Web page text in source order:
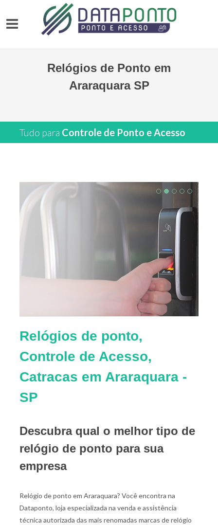
Relógios de Ponto em
Araraquara SP
Tudo para Controle de Ponto e Acesso
Relógios de ponto,
Controle de Acesso,
Catracas em Araraquara -
SP
Descubra qual o melhor tipo de
relógio de ponto para sua
empresa
Relógio de ponto em Araraquara? Você encontra na
Dataponto, loja especializada na venda e assistência
técnica autorizada das mais renomadas marcas de relógio